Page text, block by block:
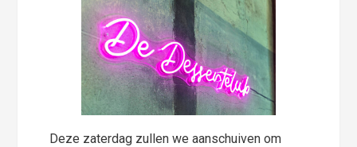
Deze zaterdag zullen we aanschuiven om